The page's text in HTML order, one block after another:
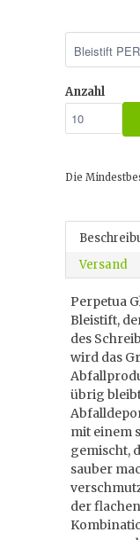
Anzahl
Die
Versand
Perpetua
Bleistift,
des
wird das
übrig
mit einem
gemischt,
sauber
der